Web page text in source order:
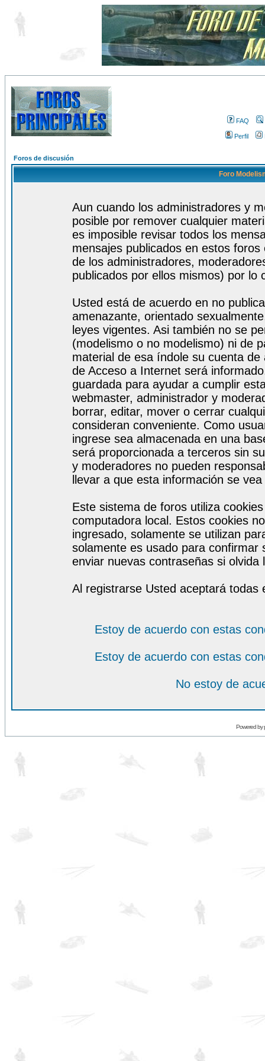
FAQ
Perfil
Foros de discusión
Foro
Aun cuando los administradores y
posible por remover cualquier
es imposible revisar todos los
mensajes publicados en estos
de los administradores,
publicados por ellos mismos) por lo
Usted está de acuerdo en no
amenazante, orientado
leyes vigentes. Asi también no se
(modelismo o no modelismo) ni de
material de esa índole su cuenta
de Acceso a Internet será
guardada para ayudar a cumplir
webmaster, administrador y
borrar, editar, mover o cerrar
consideran conveniente. Como
ingrese sea almacenada en una
será proporcionada a terceros sin
y moderadores no pueden
llevar a que esta información se
Este sistema de foros utiliza
computadora local. Estos cookies
ingresado, solamente se utilizan
solamente es usado para
enviar nuevas contraseñas si olvida
Al registrarse Usted aceptará todas
Estoy de acuerdo con estas
Estoy de acuerdo con estas
No estoy de
Powered by